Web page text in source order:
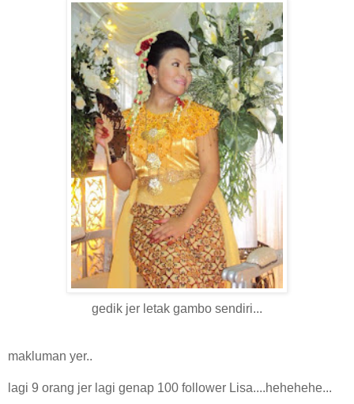
gedik jer letak gambo sendiri...
makluman yer..
lagi 9 orang jer lagi genap 100 follower Lisa....hehehehe...